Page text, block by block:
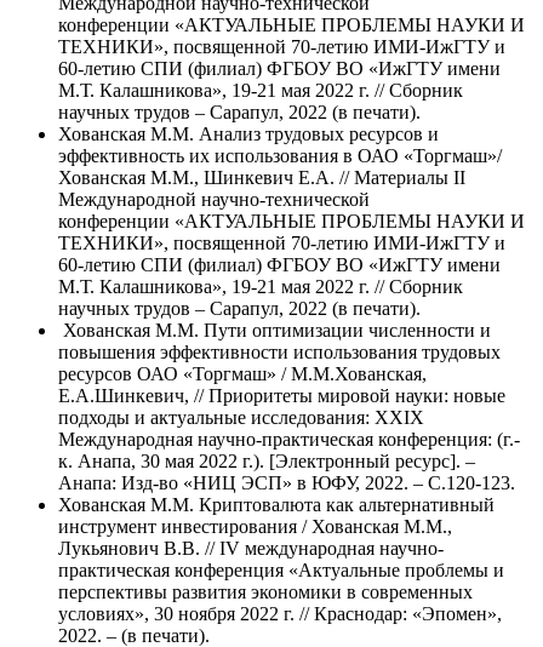
конференции «АКТУАЛЬНЫЕ ПРОБЛЕМЫ НАУКИ И
ТЕХНИКИ», посвященной 70-летию ИМИ-ИжГТУ и
60-летию СПИ (филиал) ФГБОУ ВО «ИжГТУ имени
М.Т. Калашникова», 19-21 мая 2022 г. // Сборник
научных трудов – Сарапул, 2022 (в печати).
Хованская М.М. Анализ трудовых ресурсов и
эффективность их использования в ОАО «Торгмаш»/
Хованская М.М., Шинкевич Е.А. // Материалы II
Международной научно-технической
конференции «АКТУАЛЬНЫЕ ПРОБЛЕМЫ НАУКИ И
ТЕХНИКИ», посвященной 70-летию ИМИ-ИжГТУ и
60-летию СПИ (филиал) ФГБОУ ВО «ИжГТУ имени
М.Т. Калашникова», 19-21 мая 2022 г. // Сборник
научных трудов – Сарапул, 2022 (в печати).
Хованская М.М. Пути оптимизации численности и
повышения эффективности использования трудовых
ресурсов ОАО «Торгмаш» / М.М.Хованская,
Е.А.Шинкевич, // Приоритеты мировой науки: новые
подходы и актуальные исследования: XXIX
Международная научно-практическая конференция: (г.-
к. Анапа, 30 мая 2022 г.). [Электронный ресурс]. –
Анапа: Изд-во «НИЦ ЭСП» в ЮФУ, 2022. – С.120-123.
Хованская М.М. Криптовалюта как альтернативный
инструмент инвестирования / Хованская М.М.,
Лукьянович В.В. // IV международная научно-
практическая конференция «Актуальные проблемы и
перспективы развития экономики в современных
условиях», 30 ноября 2022 г. // Краснодар: «Эпомен»,
2022. – (в печати).